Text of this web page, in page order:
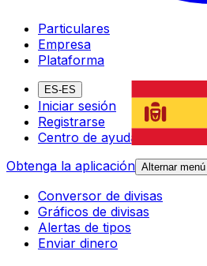
Particulares
Empresa
Plataforma
ES-ES
Iniciar sesión
Registrarse
Centro de ayuda
Obtenga la aplicación Alternar menú
Conversor de divisas
Gráficos de divisas
Alertas de tipos
Enviar dinero